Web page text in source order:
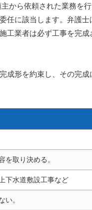
から依頼された業務を
任に該当します。弁護士
工業者は必ず工事を完成
成形を約束し、その完成
取り決める。
下水道敷設工事など
い。